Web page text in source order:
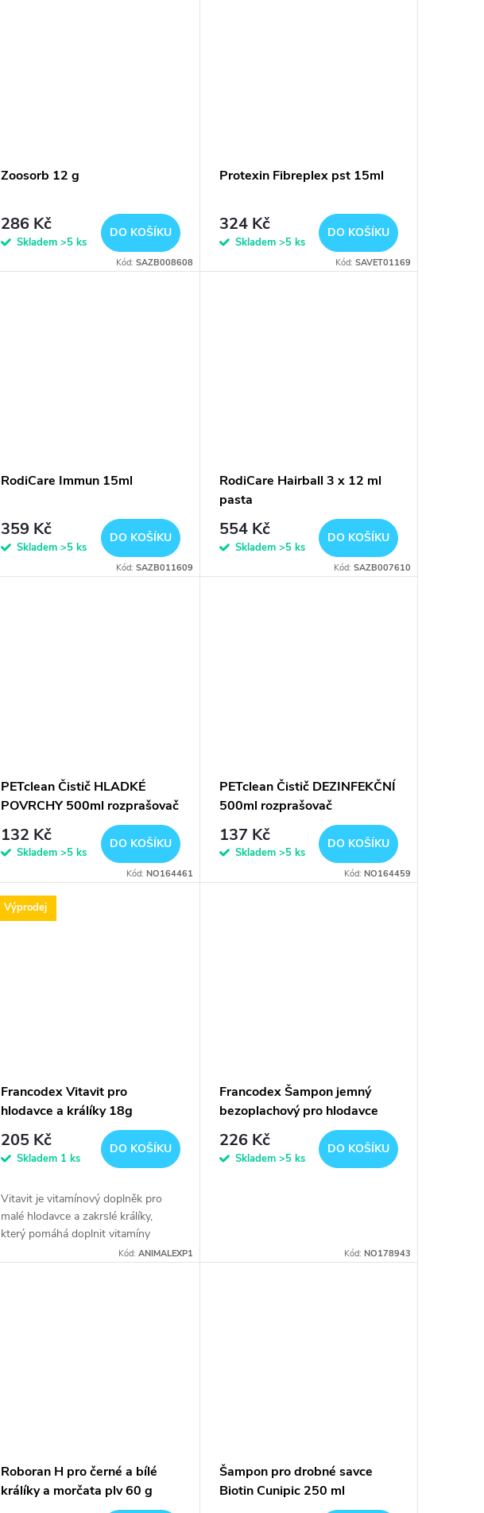
Zoosorb 12 g
286 Kč
Skladem>5 ks
DO KOŠÍKU
Kód: SAZB008608
Protexin Fibreplex pst 15ml
324 Kč
Skladem >5 ks
DO KOŠÍKU
Kód: SAVET01169
RodiCare Immun 15ml
359 Kč
Skladem>5 ks
DO KOŠÍKU
Kód: SAZB011609
RodiCare Hairball 3 x 12 ml
pasta
554 Kč
Skladem >5 ks
DO KOŠÍKU
Kód: SAZB007610
PETclean Čistič HLADKÉ
POVRCHY 500ml rozprašovač
132 Kč
Skladem>5 ks
DO KOŠÍKU
Kód: NO164461
PETclean Čistič DEZINFEKČNÍ
500ml rozprašovač
137 Kč
Skladem >5 ks
DO KOŠÍKU
Kód: NO164459
Výprodej
Francodex Vitavit pro
hlodavce a králíky 18g
EXPIRACE 7/26
205 Kč
Skladem 1 ks
DO KOŠÍKU
Vitavit je vitamínový doplněk pro
malé hlodavce a zakrslé králíky,
který pomáhá doplnit vitamíny
chybějící ve stravě založené na
Kód: ANIMALEXP1
Francodex Šampon jemný
bezoplachový pro hlodavce
100ml
226 Kč
Skladem >5 ks
DO KOŠÍKU
Kód: NO178943
Roboran H pro černé a bílé
králíky a morčata plv 60 g
Šampon pro drobné savce
Biotin Cunipic 250 ml